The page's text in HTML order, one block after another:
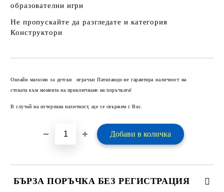
образователни игри
Не пропускайте да разгледате и категория
Конструктори
Онлайн магазин за детски играчки Патиланци не гарантира наличност на
стоката към момента на приключване на поръчката!
В случай на изчерпана наличност, ще се свържем с Вас.
БЪРЗА ПОРЪЧКА БЕЗ РЕГИСТРАЦИЯ